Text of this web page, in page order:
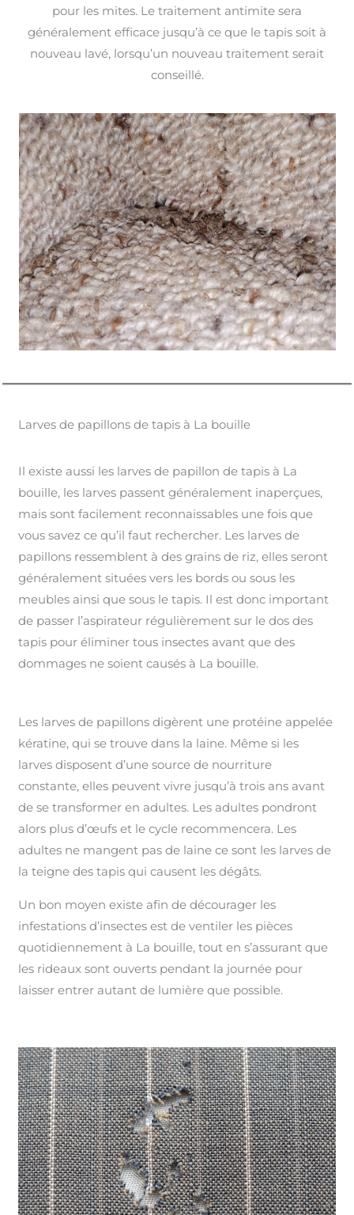
pour les mites. Le traitement antimite sera
généralement efficace jusqu’à ce que le tapis soit à
nouveau lavé, lorsqu’un nouveau traitement serait
conseillé.
Larves de papillons de tapis à La bouille
Il existe aussi les larves de papillon de tapis à La
bouille, les larves passent généralement inaperçues,
mais sont facilement reconnaissables une fois que
vous savez ce qu’il faut rechercher. Les larves de
papillons ressemblent à des grains de riz, elles seront
généralement situées vers les bords ou sous les
meubles ainsi que sous le tapis. Il est donc important
de passer l’aspirateur régulièrement sur le dos des
tapis pour éliminer tous insectes avant que des
dommages ne soient causés à La bouille.
Les larves de papillons digèrent une protéine appelée
kératine, qui se trouve dans la laine. Même si les
larves disposent d’une source de nourriture
constante, elles peuvent vivre jusqu’à trois ans avant
de se transformer en adultes. Les adultes pondront
alors plus d’œufs et le cycle recommencera. Les
adultes ne mangent pas de laine ce sont les larves de
la teigne des tapis qui causent les dégâts.
Un bon moyen existe afin de décourager les
infestations d’insectes est de ventiler les pièces
quotidiennement à La bouille, tout en s’assurant que
les rideaux sont ouverts pendant la journée pour
laisser entrer autant de lumière que possible.